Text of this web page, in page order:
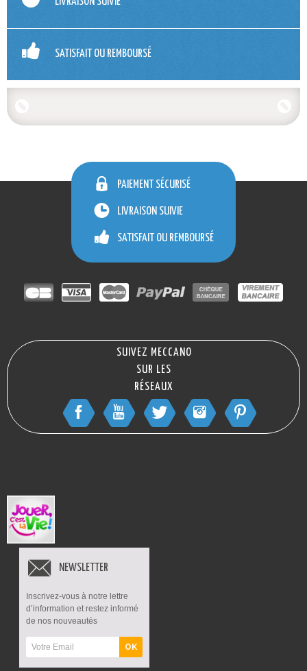
SATISFAIT OU REMBOURSÉ
PAIEMENT SÉCURISÉ
LIVRAISON SUIVIE
SATISFAIT OU REMBOURSÉ
SUIVEZ MECCANO
SUR LES
RÉSEAUX
NEWSLETTER
Inscrivez-vous à notre lettre
d’information et restez informé
de nos nouveautés
OK